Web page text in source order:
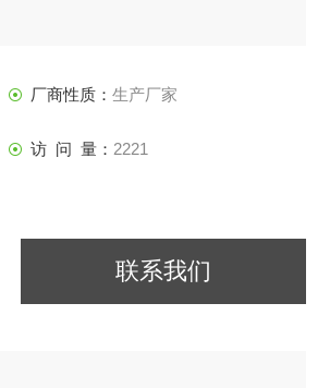
厂商性质： 生产厂家
访 问 量： 2221
联系我们